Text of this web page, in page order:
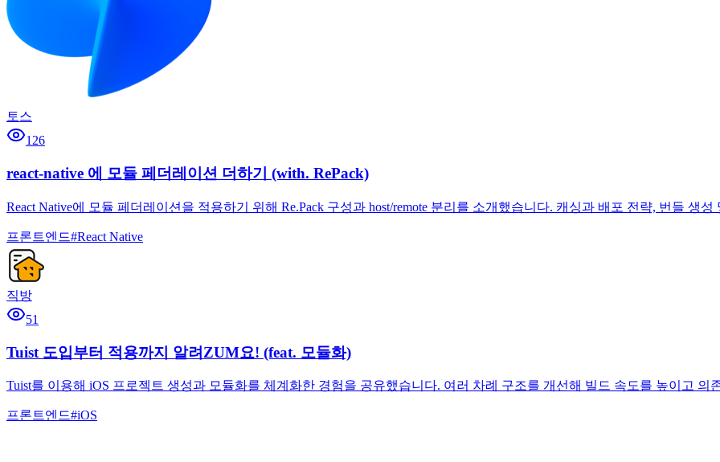
토스
126
react-native 에 모듈 페더레이션 더하기 (with. RePack)
React Native에 모듈 페더레이션을 적용하기 위해 Re.Pack 구성과 host/remote 분리를 소개했습니다. 캐싱과 배포 전략, 번들 생
프론트엔드#React Native
직방
51
Tuist 도입부터 적용까지 알려ZUM요! (feat. 모듈화)
Tuist를 이용해 iOS 프로젝트 생성과 모듈화를 체계화한 경험을 공유했습니다. 여러 차례 구조를 개선해 빌드 속도를 높이고 의
프론트엔드#iOS